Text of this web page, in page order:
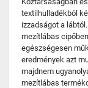
textilhulladékból
izzadságot a
mezítlábas
egészségesen
eredmények azt
majdnem
mezítlábas